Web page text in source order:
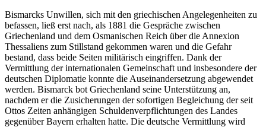
Bismarcks Unwillen, sich mit den griechischen Angelegenheiten zu
befassen, ließ erst nach, als 1881 die Gespräche zwischen
Griechenland und dem Osmanischen Reich über die Annexion
Thessaliens zum Stillstand gekommen waren und die Gefahr
bestand, dass beide Seiten militärisch eingriffen. Dank der
Vermittlung der internationalen Gemeinschaft und insbesondere der
deutschen Diplomatie konnte die Auseinandersetzung abgewendet
werden. Bismarck bot Griechenland seine Unterstützung an,
nachdem er die Zusicherungen der sofortigen Begleichung der seit
Ottos Zeiten anhängigen Schuldenverpflichtungen des Landes
gegenüber Bayern erhalten hatte. Die deutsche Vermittlung wird